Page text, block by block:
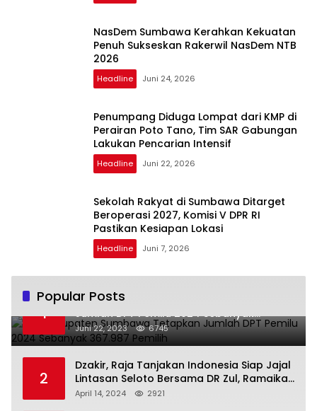
NasDem Sumbawa Kerahkan Kekuatan
Penuh Sukseskan Rakerwil NasDem NTB
2026
Headline Juni 24, 2026
Penumpang Diduga Lompat dari KMP di
Perairan Poto Tano, Tim SAR Gabungan
Lakukan Pencarian Intensif
Headline Juni 22, 2026
Sekolah Rakyat di Sumbawa Ditarget
Beroperasi 2027, Komisi V DPR RI
Pastikan Kesiapan Lokasi
Headline Juni 7, 2026
Popular Posts
1
KPU Kabupaten Sumbawa Tetapkan
Jumlah DPT Pemilu 2024 Sebanyak
367.987 Pemilih
Juni 22, 2023 6745
2
Dzakir, Raja Tanjakan Indonesia Siap Jajal
Lintasan Seloto Bersama DR Zul, Ramaikan
Trabas JAS #2 KSB
April 14, 2024 2921